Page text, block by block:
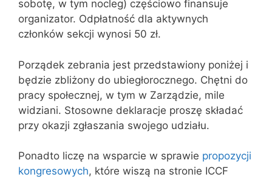
sobotę, w tym nocleg) częściowo finansuje
organizator. Odpłatność dla aktywnych
członków sekcji wynosi 50 zł.
Porządek zebrania jest przedstawiony poniżej i
będzie zbliżony do ubiegłorocznego. Chętni do
pracy społecznej, w tym w Zarządzie, mile
widziani. Stosowne deklaracje proszę składać
przy okazji zgłaszania swojego udziału.
Ponadto liczę na wsparcie w sprawie propozycji
kongresowych, które wiszą na stronie ICCF